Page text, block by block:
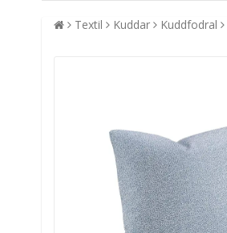
Textil Kuddar Kuddfodral